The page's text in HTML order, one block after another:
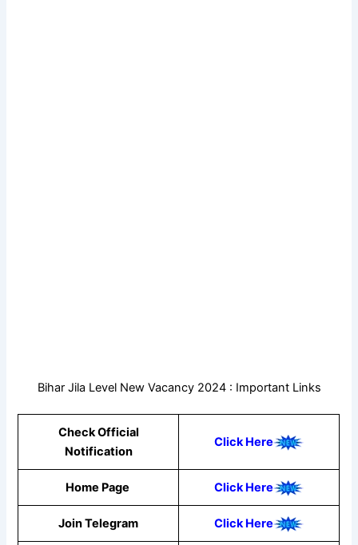
Bihar Jila Level New Vacancy 2024 : Important Links
Check Official
Notification
Click Here
Home Page Click Here
Join Telegram Click Here